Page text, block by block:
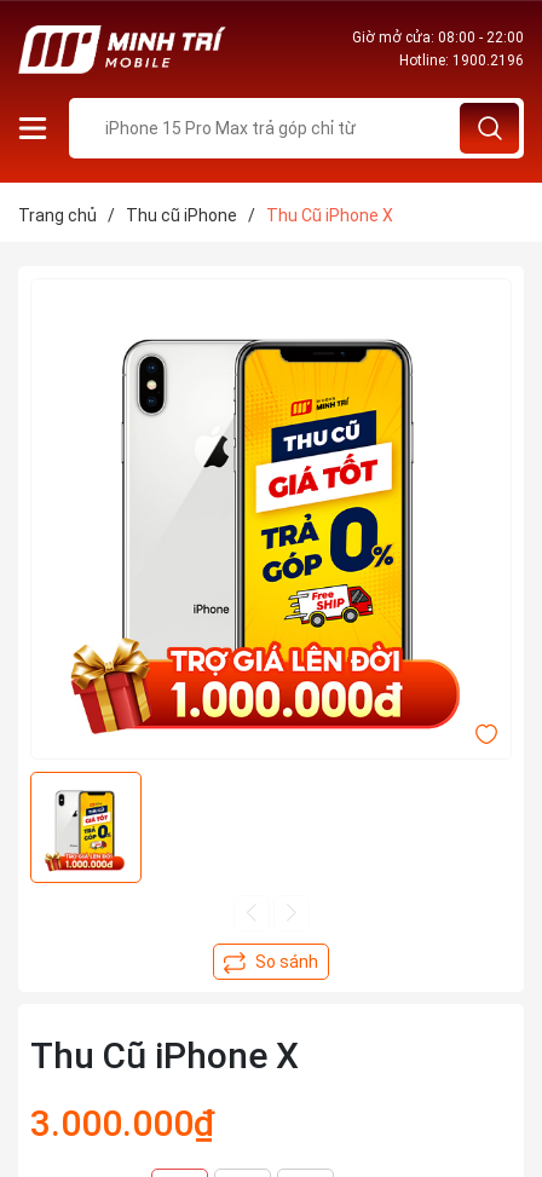
Giờ mở cửa: 08:00 - 22:00
Hotline: 1900.2196
Trang chủ / Thu cũ iPhone / Thu Cũ iPhone X
Thu Cũ iPhone X
3.000.000₫